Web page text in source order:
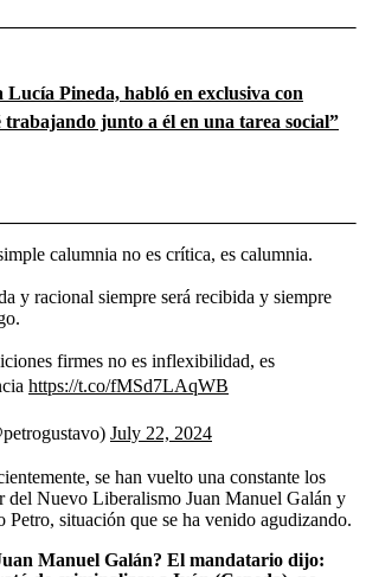
Pineda, habló en exclusiva con
junto a él en una tarea social”
calumnia no es crítica, es calumnia.
y racional siempre será recibida y siempre
firmes no es inflexibilidad, es
https://t.co/fMSd7LAqWB
July 22, 2024
se han vuelto una constante los
del Nuevo Liberalismo Juan Manuel Galán y
Petro, situación que se ha venido agudizando.
Manuel Galán? El mandatario dijo: